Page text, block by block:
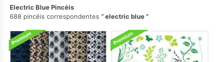
Electric Blue Pincéis
688 pincéis correspondentes
electric blue